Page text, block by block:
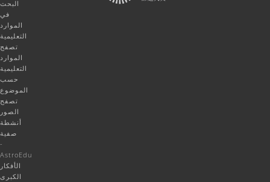
البحث
في
الموارد
التعليمية
تصفح
الموارد
التعليمية
حسب
الموضوع
تصفح
الصور
أنشطة
صفية
-
AstroEdu
الأفكار
الكبرى